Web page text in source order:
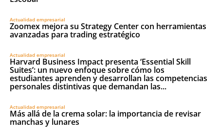
Actualidad empresarial
Zoomex mejora su Strategy Center con herramientas
avanzadas para trading estratégico
Actualidad empresarial
Harvard Business Impact presenta ‘Essential Skill
Suites’: un nuevo enfoque sobre cómo los
estudiantes aprenden y desarrollan las competencias
personales distintivas que demandan las...
Actualidad empresarial
Más allá de la crema solar: la importancia de revisar
manchas y lunares